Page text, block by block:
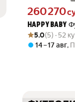
HAPPY BABY
Цена 260270 сум
260 270
Рейтинг товара:
Оценок: (5) · 52
5.0(5) · 52
14 – 17 авг,